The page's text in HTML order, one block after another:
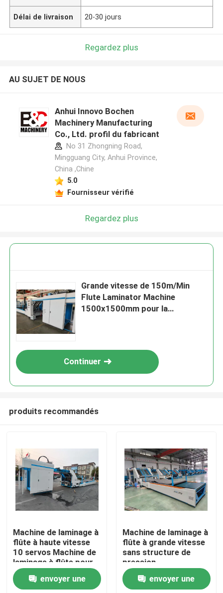
Maison
Produits
Exposition de VR
Délai de livraison 20-30 jours
Regardez plus
AU SUJET DE NOUS
Anhui Innovo Bochen
Machinery Manufacturing
Co., Ltd. profil du fabricant
No 31 Zhongning Road,
Mingguang City, Anhui Province,
China ,Chine
5.0
Fournisseur vérifié
Regardez plus
Grande vitesse de 150m/Min
Flute Laminator Machine
1500x1500mm pour la
Continuer
produits recommandés
Machine de laminage à
flûte à haute vitesse
10 servos Machine de
laminage à flûte pour
l'industrie des cartons
ondulésenvoyer une
Machine de laminage à
flûte à grande vitesse
sans structure de
pression
d'alimentation et
contrôle numérique de
envoyer une